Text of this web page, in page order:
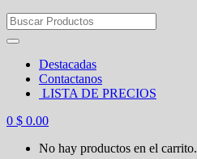
Search
for:
Destacadas
Contactanos
LISTA DE PRECIOS
0 $ 0.00
No hay productos en el carrito.